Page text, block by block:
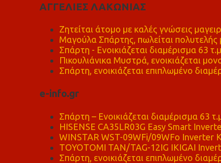
ΑΓΓΕΛΙΕΣ ΛΑΚΩΝΙΑΣ
Ζητείται άτομο με καλές γνώσεις
Μαγούλα Σπάρτης, πωλείται πολυτελής
Σπάρτη - Ενοικιάζεται διαμέρισμα 63 τ.μ
Πικουλιάνικα Μυστρά, ενοικιάζεται
Σπάρτη, ενοικιάζεται επιπλωμένο
e-info.gr
Σπάρτη – Ενοικιάζεται διαμέρισμα 63
HISENSE CA35LR03G Easy Smart
WINSTAR WST-09WFi/09WFo Inverter
TOYOTOMI TAN/TAG-12IG IKIGAI
Σπάρτη, ενοικιάζεται επιπλωμένο